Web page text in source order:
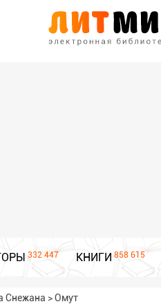
332 447 КНИГИ 858 615
Снежана >Омут